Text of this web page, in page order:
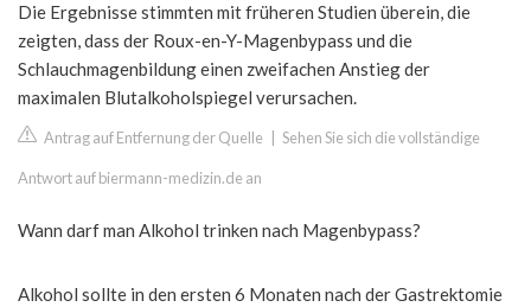
Die Ergebnisse stimmten mit früheren Studien überein, die
zeigten, dass der Roux-en-Y-Magenbypass und die
Schlauchmagenbildung einen zweifachen Anstieg der
maximalen Blutalkoholspiegel verursachen.
Antrag auf Entfernung der Quelle Sehen Sie sich die vollständige
Antwort auf biermann-medizin.de an
Wann darf man Alkohol trinken nach Magenbypass?
Alkohol sollte in den ersten 6 Monaten nach der Gastrektomie